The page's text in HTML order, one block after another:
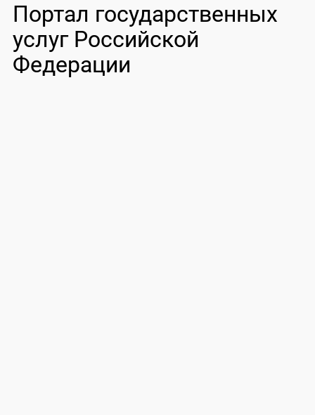
Портал государственных
услуг Российской
Федерации